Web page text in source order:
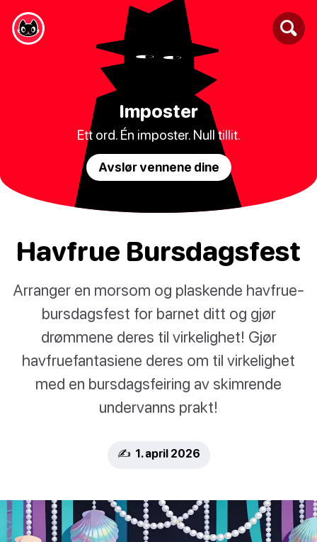
Imposter
Ett ord. Én imposter. Null tillit.
Avslør vennene dine
Havfrue Bursdagsfest
Arranger en morsom og plaskende havfrue-
bursdagsfest for barnet ditt og gjør
drømmene deres til virkelighet! Gjør
havfruefantasiene deres om til virkelighet
med en bursdagsfeiring av skimrende
undervanns prakt!
✍️ 1. april 2026